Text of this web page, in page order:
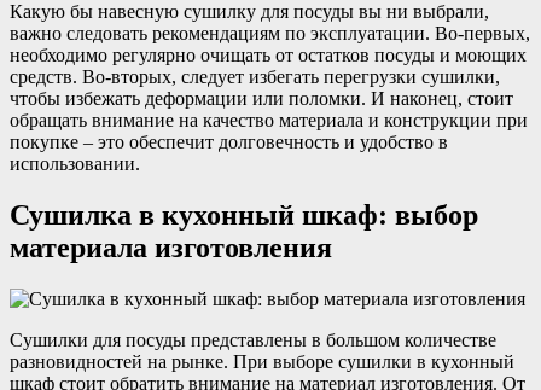
Какую бы навесную сушилку для посуды вы ни выбрали,
важно следовать рекомендациям по эксплуатации. Во-первых,
необходимо регулярно очищать от остатков посуды и моющих
средств. Во-вторых, следует избегать перегрузки сушилки,
чтобы избежать деформации или поломки. И наконец, стоит
обращать внимание на качество материала и конструкции при
покупке – это обеспечит долговечность и удобство в
использовании.
Сушилка в кухонный шкаф: выбор
материала изготовления
Сушилки для посуды представлены в большом количестве
разновидностей на рынке. При выборе сушилки в кухонный
шкаф стоит обратить внимание на материал изготовления. От